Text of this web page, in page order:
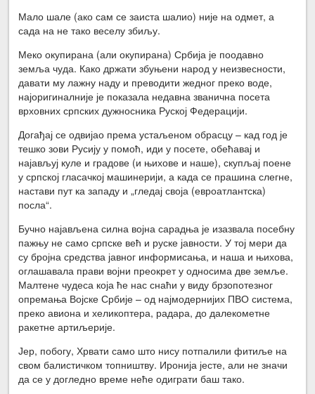
Мало шале (ако сам се заиста шалио) није на одмет, а
сада на не тако веселу збиљу.
Меко окупирана (али окупирана) Србија је поодавно
земља чуда. Како држати збуњени народ у неизвесности,
давати му лажну наду и преводити жедног преко воде,
најоригиналније је показала недавна званична посета
врховних српских дужносника Руској Федерацији.
Догађај се одвијао према устаљеном обрасцу – кад год је
тешко зови Русију у помоћ, иди у посете, обећавај и
најављуј куле и градове (и њихове и наше), скупљај поене
у српској гласачкој машинерији, а када се прашина слегне,
настави пут ка западу и „гледај своја (евроатлантска)
посла“.
Бучно најављена силна војна сарадња је изазвала посебну
пажњу не само српске већ и руске јавности. У тој мери да
су бројна средства јавног информисања, и наша и њихова,
оглашавала прави војни преокрет у односима две земље.
Малтене чудеса која ће нас снаћи у виду брзопотезног
опремања Војске Србије – од најмодернијих ПВО система,
преко авиона и хеликоптера, радара, до далекометне
ракетне артиљерије.
Јер, побогу, Хрвати само што нису потпалили фитиље на
свом балистичком топништву. Иронија јесте, али не значи
да се у догледно време неће одиграти баш тако.